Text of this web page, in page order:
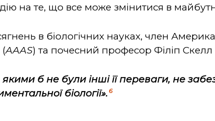
на те, що все може змінитися в
в біологічних науках, член
(AAAS) та почесний професор Філіп Скелл
б не були інші її переваги, не
біології». 6